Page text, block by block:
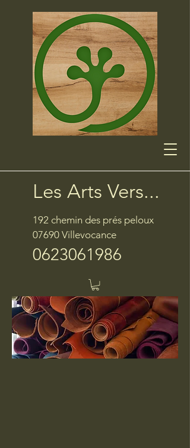
Les Arts Vers...
192 chemin des prés peloux
07690 Villevocance
0623061986